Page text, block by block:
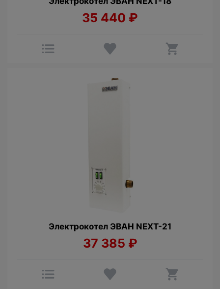
35 440 ₽
Электрокотел ЭВАН NEXT-21
37 385 ₽